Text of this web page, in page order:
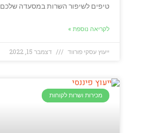
טיפים לשיפור השרות במסעדה שלכם.
לקריאה נוספת »
ייעוץ עסקי פורווד דצמבר 15, 2022
מכירות ושרות לקוחות